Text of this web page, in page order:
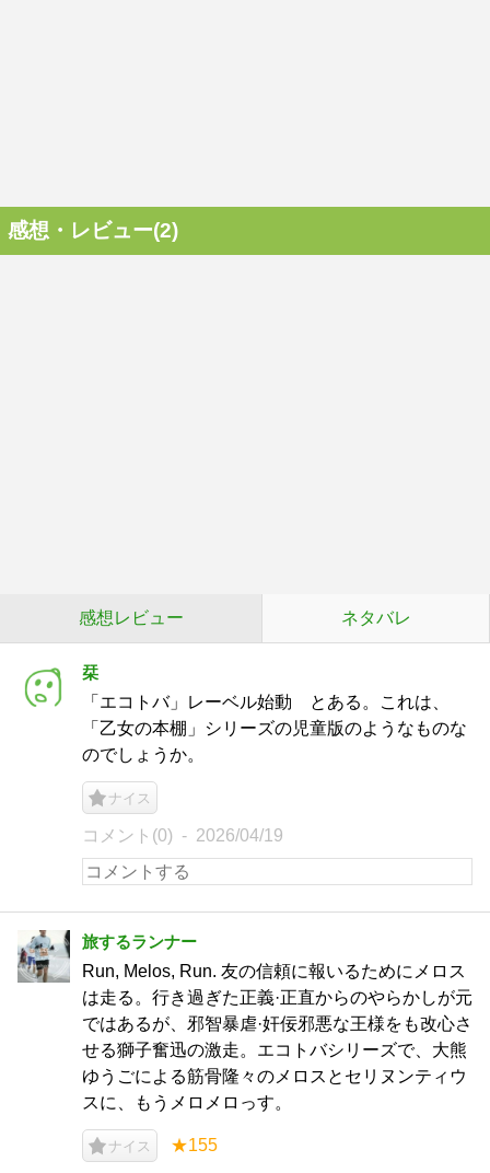
感想・レビュー(2)
感想レビュー ネタバレ
栞
「エコトバ」レーベル始動 とある。これは、
「乙女の本棚」シリーズの児童版のようなものな
のでしょうか。
ナイス
コメント(0) 2026/04/19
旅するランナー
Run, Melos, Run. 友の信頼に報いるためにメロス
は走る。行き過ぎた正義·正直からのやらかしが元
ではあるが、邪智暴虐·奸佞邪悪な王様をも改心さ
せる獅子奮迅の激走。エコトバシリーズで、大熊
ゆうごによる筋骨隆々のメロスとセリヌンティウ
スに、もうメロメロっす。
ナイス ★155